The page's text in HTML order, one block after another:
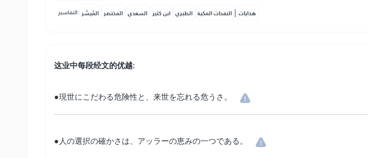
التفاسير: المُيسَّر المختصر السعدي ابن كثير الطبري النفحات المكية | هدايات
这业中每段经文的优越:
●現世にこだわる危険性と、来世を忘れる危うさ。
●人の選択の確かさは、アッラーの恵みの一つである。